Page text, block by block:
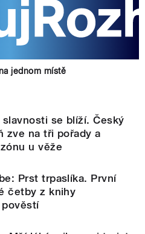
jednom místě
se blíží. Český
zve na tři pořady a
u věže
Prst trpaslíka. První
četby z knihy